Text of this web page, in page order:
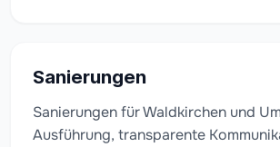
Sanierungen
Sanierungen für Waldkirchen und
Ausführung, transparente